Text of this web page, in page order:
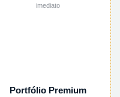
imediato
Portfólio Premium